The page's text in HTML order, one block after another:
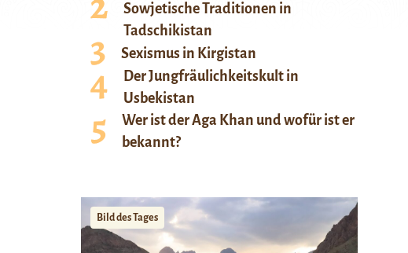
Sowjetische Traditionen in
Tadschikistan
Sexismus in Kirgistan
Der Jungfräulichkeitskult in
Usbekistan
Wer ist der Aga Khan und wofür ist er
bekannt?
Bild des Tages